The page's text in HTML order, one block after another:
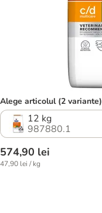
Alege articolul (2 variante)
12 kg
987880.1
574,90 lei
47,90 lei / kg